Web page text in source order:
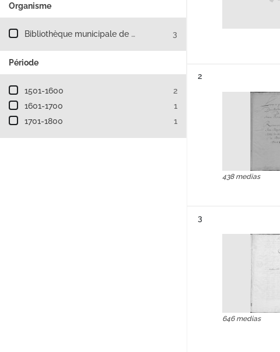
Organisme
Filtre les résultats par : Organisme
Bibliothèque municipale de Besançon 3
Période
Filtre les résultats par : Période
1501-1600
2
1601-1700
1
1701-1800
1
2
438 medias
3
646 medias